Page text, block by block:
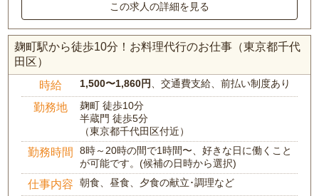
この求人の詳細を見る
麹町駅から徒歩10分！お料理代行のお仕事（東京都千代
田区）
時給 1,500〜1,860円 、交通費支給、前払い制度あり
勤務地
麹町 徒歩10分
半蔵門 徒歩5分
（東京都千代田区付近）
勤務時間
8時～20時の間で1時間〜、好きな日に働くこと
が可能です。(候補の日時から選択)
仕事内容 朝食、昼食、夕食の献立･調理など